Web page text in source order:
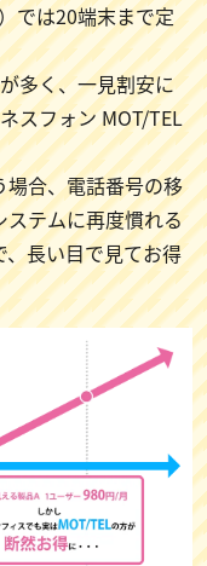
では20端末まで定
多く、一見割安に
スフォン MOT/TEL
合、電話番号の移
テムに再度慣れる
長い目で見てお得